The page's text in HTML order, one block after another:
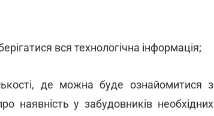
вся технологічна інформація;
де можна буде ознайомитися з
наявність у забудовників необхідних